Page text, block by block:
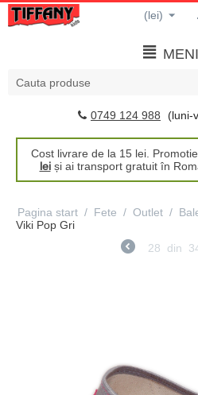
(lei)
0749 124 988 (luni-
Cost livrare de la 15 lei.
leiși ai transport gratuit în
Pagina start / Fete / Outlet /
Viki Pop Gri
28
din